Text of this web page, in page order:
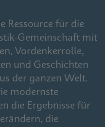
Ressource für die
Gemeinschaft mit
Vordenkerrolle,
und Geschichten
der ganzen Welt.
modernste
die Ergebnisse für
die